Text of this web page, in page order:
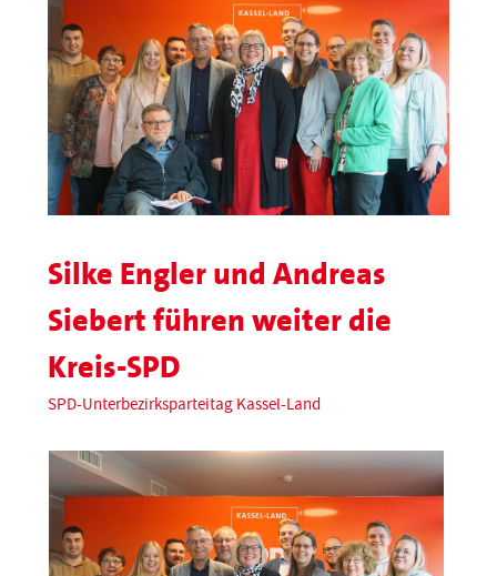
Silke Engler und Andreas
Siebert führen weiter die
Kreis-SPD
SPD-Unterbezirksparteitag Kassel-Land